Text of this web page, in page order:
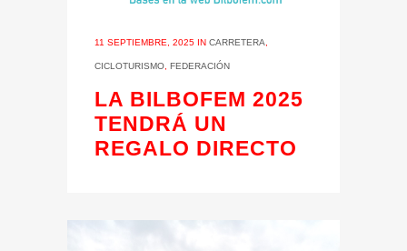
11 SEPTIEMBRE, 2025 IN CARRETERA
CICLOTURISMO FEDERACIÓN
LA BILBOFEM 2025
TENDRÁ UN
REGALO DIRECTO